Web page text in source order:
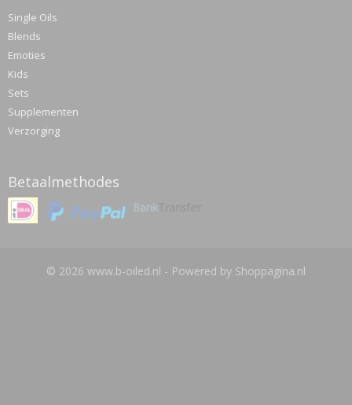
Single Oils
Blends
Emoties
Kids
Sets
Supplementen
Verzorging
Betaalmethodes
© 2026 www.b-oiled.nl - Powered by Shoppagina.nl